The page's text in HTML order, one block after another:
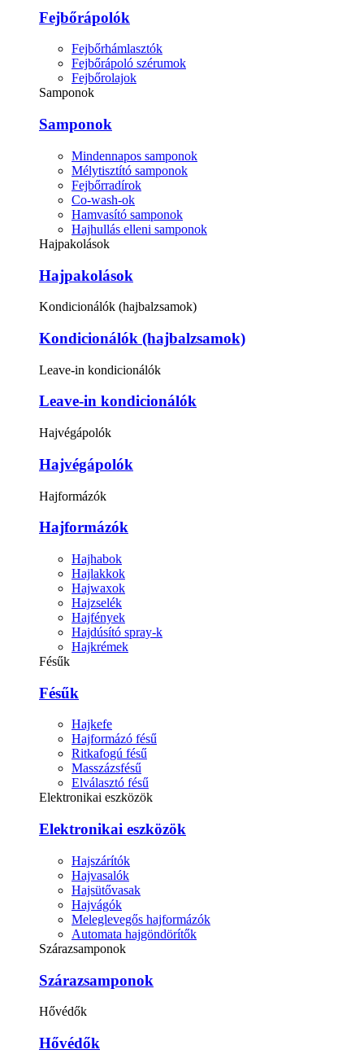
Fejbőrápolók
Fejbőrhámlasztók
Fejbőrápoló szérumok
Fejbőrolajok
Samponok
Samponok
Mindennapos samponok
Mélytisztító samponok
Fejbőrradírok
Co-wash-ok
Hamvasító samponok
Hajhullás elleni samponok
Hajpakolások
Hajpakolások
Kondicionálók (hajbalzsamok)
Kondicionálók (hajbalzsamok)
Leave-in kondicionálók
Leave-in kondicionálók
Hajvégápolók
Hajvégápolók
Hajformázók
Hajformázók
Hajhabok
Hajlakkok
Hajwaxok
Hajzselék
Hajfények
Hajdúsító spray-k
Hajkrémek
Fésűk
Fésűk
Hajkefe
Hajformázó fésű
Ritkafogú fésű
Masszázsfésű
Elválasztó fésű
Elektronikai eszközök
Elektronikai eszközök
Hajszárítók
Hajvasalók
Hajsütővasak
Hajvágók
Meleglevegős hajformázók
Automata hajgöndörítők
Szárazsamponok
Szárazsamponok
Hővédők
Hővédők